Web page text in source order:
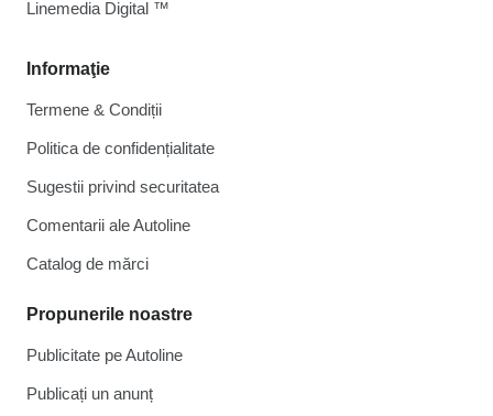
Informaţie
Termene & Condiții
Politica de confidențialitate
Sugestii privind securitatea
Comentarii ale Autoline
Catalog de mărcі
Propunerile noastre
Publicitate pe Autoline
Publicați un anunț
Linemedia Digital ™